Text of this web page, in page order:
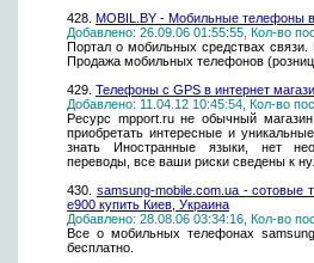
428. MOBIL.BY - Мобильные телефоны
Добавлено: 26.09.06 01:55:55, Кол-во
Портал о мобильных средствах
Продажа мобильных телефонов
429. Телефоны с GPS в интернет
Добавлено: 11.04.12 10:45:54, Кол-во
Ресурс mpport.ru не обычный
приобретать интересные и
знать Иностранные языки, нет
переводы, все ваши риски сведены к
430. samsung-mobile.com.ua -
e900 купить Киев, Украина
Добавлено: 28.08.06 03:34:16, Кол-во
Все о мобильных телефонах
бесплатно.